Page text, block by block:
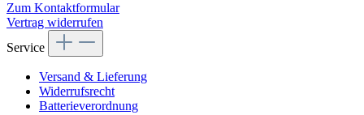
Zum Kontaktformular
Vertrag widerrufen
Service
Versand & Lieferung
Widerrufsrecht
Batterieverordnung